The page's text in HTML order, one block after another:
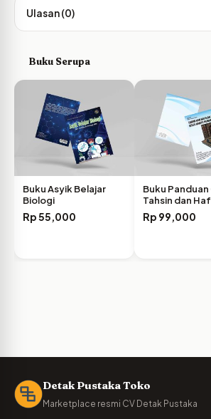
Ulasan (0)
Buku Serupa
Buku Asyik Belajar
Biologi
Rp55,000
Buku Panduan
Tahsin dan
Rp 99,000
Detak Pustaka Toko
Marketplace resmi CV Detak Pustaka